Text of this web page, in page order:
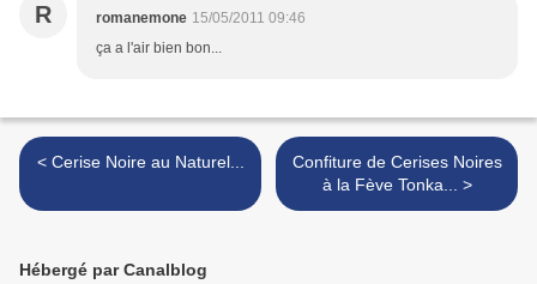
R romanemone 15/05/2011 09:46
ça a l'air bien bon...
< Cerise Noire au Naturel...
Confiture de Cerises Noires
à la Fève Tonka... >
Hébergé par Canalblog